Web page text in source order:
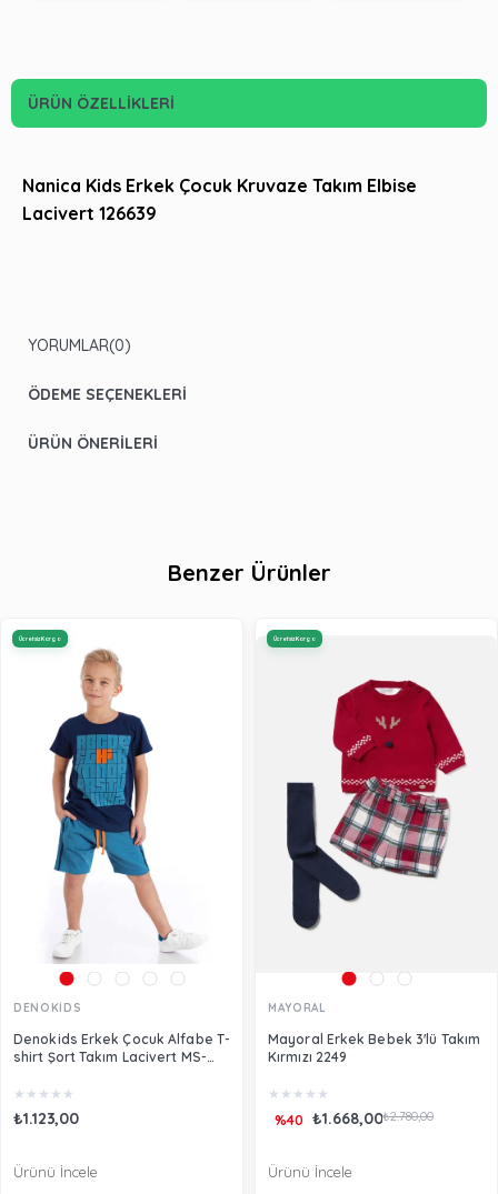
ÜRÜN ÖZELLIKLERI
Nanica Kids Erkek Çocuk Kruvaze Takım Elbise
Lacivert 126639
YORUMLAR(0)
ÖDEME SEÇENEKLERI
ÜRÜN ÖNERILERI
Benzer Ürünler
DENOKİDS
Denokids Erkek Çocuk Alfabe T-
shirt Şort Takım Lacivert MS-
★ ★ ★ ★ ★
₺1.123,00
Ürünü İncele
Ücretsiz Kargo
MAYORAL
Mayoral Erkek Bebek 3'lü Takım
Kırmızı 2249
★ ★ ★ ★ ★
₺1.668,00₺2.780,00
%40
Ürünü İncele
Ücretsiz Kargo